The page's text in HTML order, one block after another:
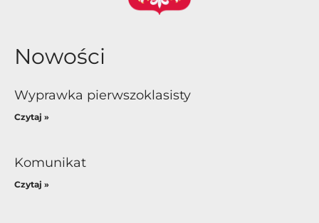
Nowości
Wyprawka pierwszoklasisty
Czytaj »
Komunikat
Czytaj »